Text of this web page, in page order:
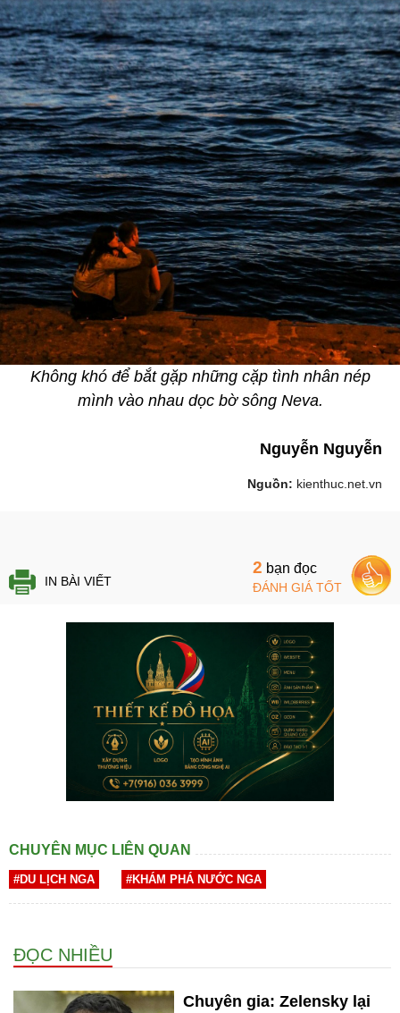
Không khó để bắt gặp những cặp tình nhân nép
mình vào nhau dọc bờ sông Neva.
Nguyễn Nguyễn
Nguồn: kienthuc.net.vn
IN BÀI VIẾT
2 bạn đọc
ĐÁNH GIÁ TỐT
CHUYÊN MỤC LIÊN QUAN
#DU LỊCH NGA #KHÁM PHÁ NƯỚC NGA
ĐỌC NHIỀU
Chuyên gia: Zelensky lại